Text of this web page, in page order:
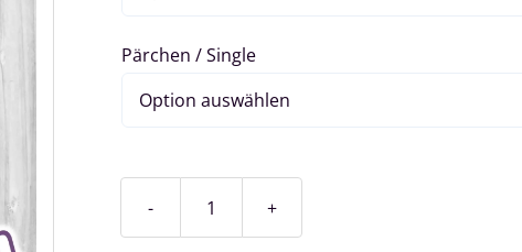
Pärchen / Single
Fortschrittkurs